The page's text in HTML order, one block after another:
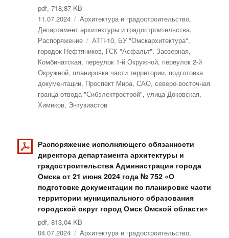
pdf, 718,87 KB
Опубликовано
11.07.2024 Рубрики
Архитектура и градостроительство,
Департамент архитектуры и градостроительства,
Распоряжение
Метки
АТП-10, БУ "Омскархитектура",
городок Нефтяников, ГСК "Асфальт",Заозерная,
Комбинатская, переулок 1-й Окружной, переулок 2-й
Окружной, планировка части территории, подготовка
документации, Проспект Мира,САО,северо-восточная
гранца отвода "Сибэлектрострой",улица Доковская,
Химиков, Энтузиастов
Распоряжение исполняющего обязанности
директора департамента архитектуры и
градостроительства Администрации города
Омска от 21 июня 2024 года № 752 «О
подготовке документации по планировке части
территории муниципального образования
городской округ город Омск Омской области»
pdf, 813,04 KB
Опубликовано
04.07.2024 Рубрики
Архитектура и градостроительство,